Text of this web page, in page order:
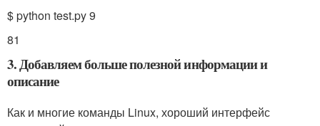
$ python test.py 9
81
3. Добавляем больше полезной информации и
описание
Как и многие команды Linux, хороший интерфейс